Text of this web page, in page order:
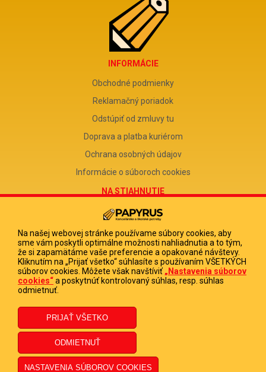
INFORMÁCIE
Obchodné podmienky
Reklamačný poriadok
Odstúpiť od zmluvy tu
Doprava a platba kuriérom
Ochrana osobných údajov
Informácie o súboroch cookies
NA STIAHNUTIE
Reklamačný formulár
Odstúpenie od zmluvy
Poučenie o odstúpení od zmluvy
FIRMA
PAPYRUS POPRAD, s.r.o.
DIČ 2020513880
IČ DPH SK2020513880
Na našej webovej stránke používame súbory cookies, aby
sme vám poskytli optimálne možnosti nahliadnutia a to tým,
že si zapamätáme vaše preferencie a opakované návštevy.
Kliknutím na „Prijať všetko“ súhlasíte s používaním VŠETKÝCH
súborov cookies. Môžete však navštíviť „Nastavenia súborov
cookies“a poskytnúť kontrolovaný súhlas, resp. súhlas
odmietnuť.